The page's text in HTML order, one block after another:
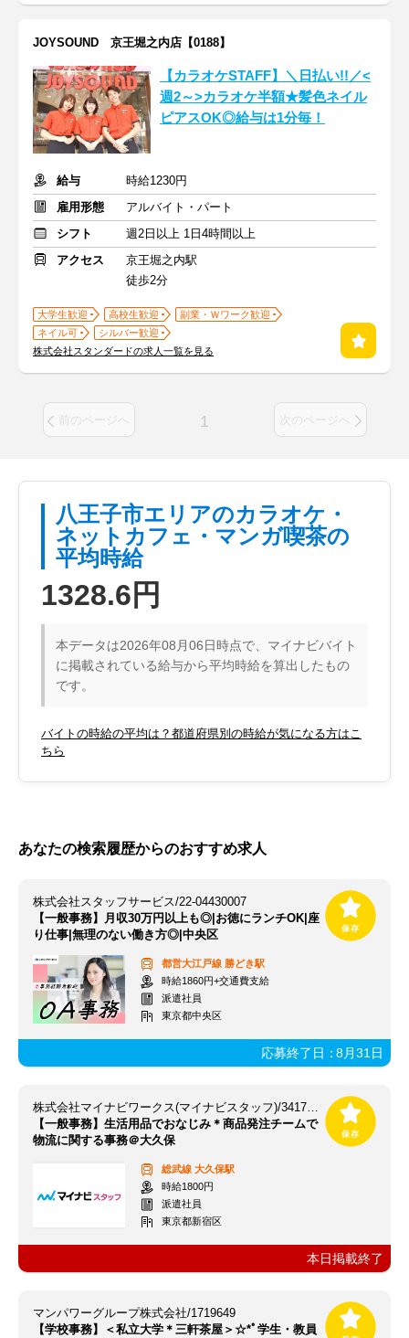
JOYSOUND 京王堀之内店【0188】
【カラオケSTAFF】＼日払い!!／<
週2～>カラオケ半額★髪色ネイル
ピアスOK◎給与は1分毎！
給与
時給1230円
雇用形態
アルバイト・パート
シフト
週2日以上 1日4時間以上
アクセス
京王堀之内駅
徒歩2分
大学生歓迎 高校生歓迎
副業・Ｗワーク歓迎
ネイル可
シルバー歓迎
株式会社スタンダードの求人一覧を見る
前のページへ 1 次のページへ
八王子市エリアのカラオケ・
ネットカフェ・マンガ喫茶の
平均時給
1328.6円
本データは2026年08月06日時点で、マイナビバイト
に掲載されている給与から平均時給を算出したもの
です。
バイトの時給の平均は？都道府県別の時給が気になる方はこ
ちら
あなたの検索履歴からのおすすめ求人
株式会社スタッフサービス/22-04430007
【一般事務】月収30万円以上も◎|お徳にランチOK|座
り仕事|無理のない働き方◎|中央区
都営大江戸線 勝どき駅
時給1860円+交通費支給
派遣社員
東京都中央区
応募終了日：8月31日
株式会社マイナビワークス(マイナビスタッフ)/341784Jm
【一般事務】生活用品でおなじみ＊商品発注チームで
物流に関する事務＠大久保
総武線 大久保駅
時給1800円
派遣社員
東京都新宿区
本日掲載終了
マンパワーグループ株式会社/1719649
【学校事務】＜私立大学＊三軒茶屋＞☆*ﾟ学生・教員